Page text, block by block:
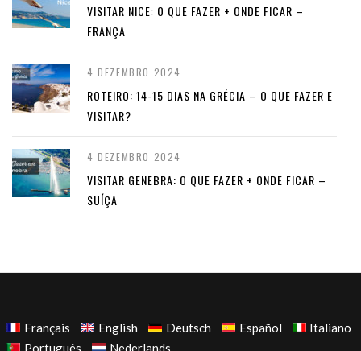
VISITAR NICE: O QUE FAZER + ONDE FICAR –
FRANÇA
4 DEZEMBRO 2024
ROTEIRO: 14-15 DIAS NA GRÉCIA – O QUE FAZER E
VISITAR?
4 DEZEMBRO 2024
VISITAR GENEBRA: O QUE FAZER + ONDE FICAR –
SUÍÇA
Français English Deutsch Español
Italiano
Português
Nederlands